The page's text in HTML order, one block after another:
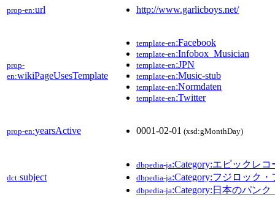
prop-en:url http://www.garlicboys.net/
prop-
en:wikiPageUsesTemplate
template-en:Facebook
template-en:Infobox_Musician
template-en:JPN
template-en:Music-stub
template-en:Normdaten
template-en:Twitter
prop-en:yearsActive 0001-02-01 (xsd:gMonthDay)
dct:subject
dbpedia-ja:Category:エピックレ
dbpedia-ja:Category:フジロック
dbpedia-ja:Category:日本のパン